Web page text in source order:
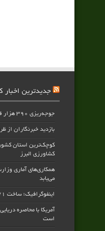
جدیدترین اخبار
جوجه‌ریزی ۳۹۰ هزار قطعه‌ای در واحدهای مرغداری زاهدان
بازدید خبرنگاران از
کوچک‌ترین استان
کشاورزی البرز
همکاری‌های آماری
می‌یابد
اینفوگرافیک؛ ساخت ۷۱ سردخانه با ظرفیت ۲۶۷ هزار تن در همدان
آمریکا با محاصره
است